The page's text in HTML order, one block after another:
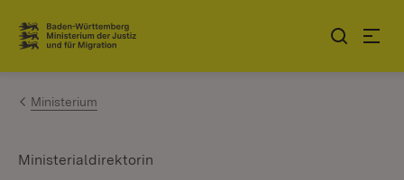
Zum Inhalt springen
Link zur Startseite
Ministerium
Ministerialdirektorin